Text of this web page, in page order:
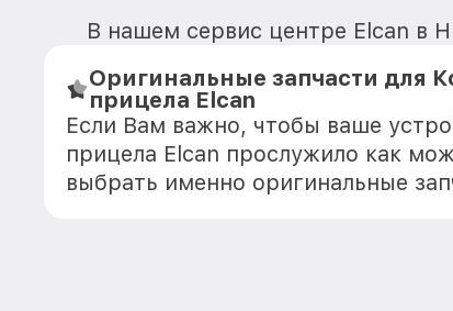
В нашем сервис центре Elcan в
Оригинальные запчасти для
прицела Elcan
Если Вам важно, чтобы ваше
прицела Elcan прослужило как
выбрать именно оригинальные